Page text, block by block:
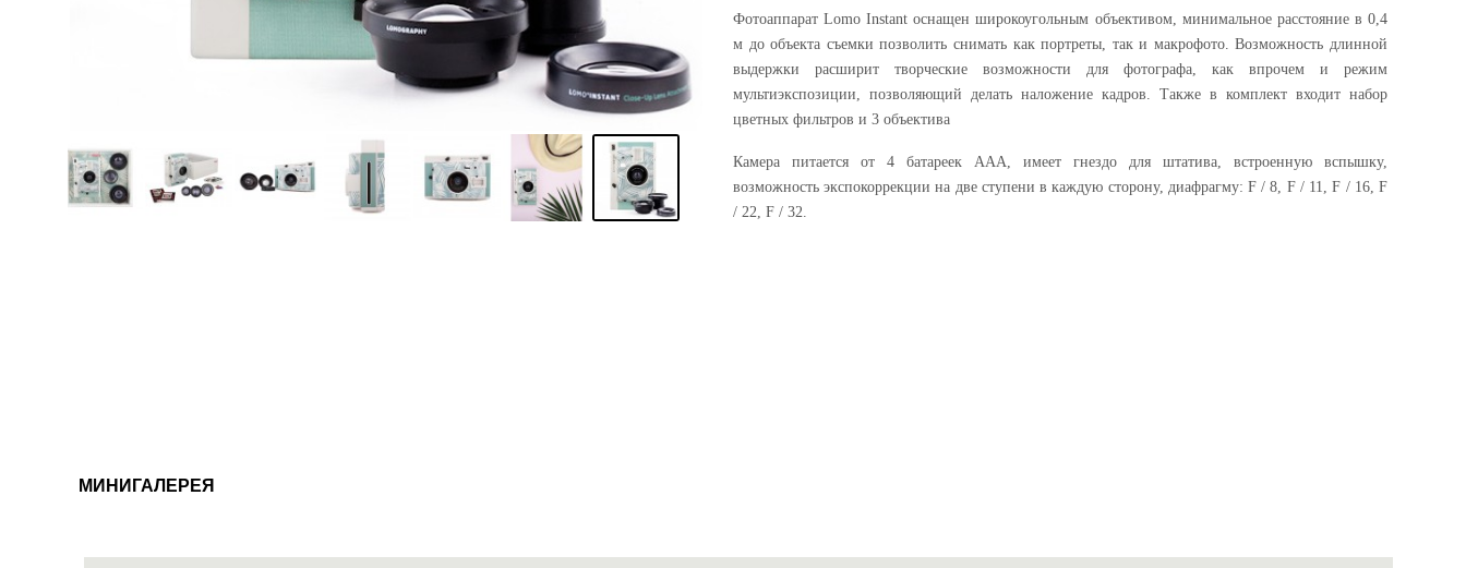
Фотоаппарат Lomo Instant оснащен широкоугольным объективом, минимальное расстояние в 0,4
м до объекта съемки позволить снимать как портреты, так и макрофото. Возможность длинной
выдержки расширит творческие возможности для фотографа, как впрочем и режим
мультиэкспозиции, позволяющий делать наложение кадров. Также в комплект входит набор
цветных фильтров и 3 объектива
Камера питается от 4 батареек AAA, имеет гнездо для штатива, встроенную вспышку,
возможность экспокоррекции на две ступени в каждую сторону, диафрагму: F / 8, F / 11, F / 16, F
/ 22, F / 32.
МИНИГАЛЕРЕЯ